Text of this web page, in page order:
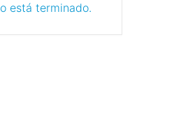
está terminado.